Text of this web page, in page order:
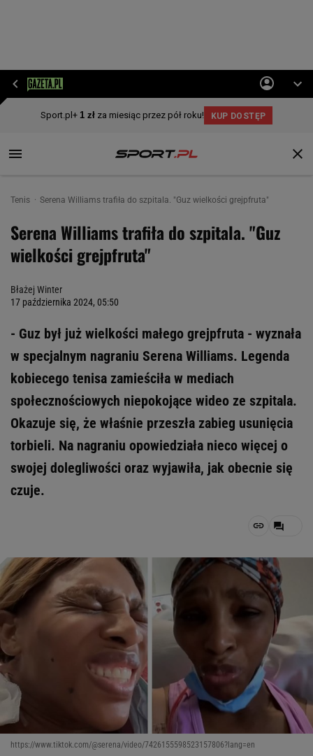
Tenis Serena Williams trafiła do szpitala. "Guz wielkości grejpfruta"
Serena Williams trafiła do szpitala. "Guz
wielkości grejpfruta"
Błażej Winter
17 października 2024, 05:50
- Guz był już wielkości małego grejpfruta - wyznała
w specjalnym nagraniu Serena Williams. Legenda
kobiecego tenisa zamieściła w mediach
społecznościowych niepokojące wideo ze szpitala.
Okazuje się, że właśnie przeszła zabieg usunięcia
torbieli. Na nagraniu opowiedziała nieco więcej o
swojej dolegliwości oraz wyjawiła, jak obecnie się
czuje.
https://www.tiktok.com/@serena/video/7426155598523157806?lang=en